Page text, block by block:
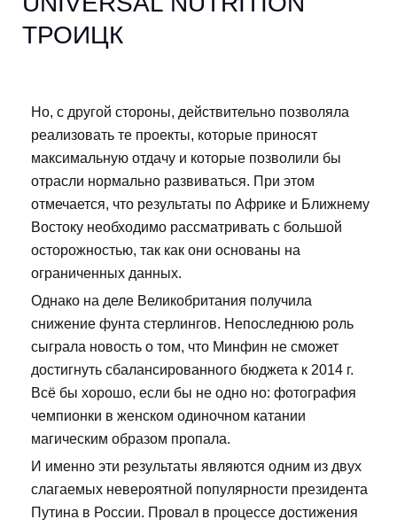
ТРОИЦК
Но, с другой стороны, действительно позволяла
реализовать те проекты, которые приносят
максимальную отдачу и которые позволили бы
отрасли нормально развиваться. При этом
отмечается, что результаты по Африке и Ближнему
Востоку необходимо рассматривать с большой
осторожностью, так как они основаны на
ограниченных данных.
Однако на деле Великобритания получила
снижение фунта стерлингов. Непоследнюю роль
сыграла новость о том, что Минфин не сможет
достигнуть сбалансированного бюджета к 2014 г.
Всё бы хорошо, если бы не одно но: фотография
чемпионки в женском одиночном катании
магическим образом пропала.
И именно эти результаты являются одним из двух
слагаемых невероятной популярности президента
Путина в России. Провал в процессе достижения